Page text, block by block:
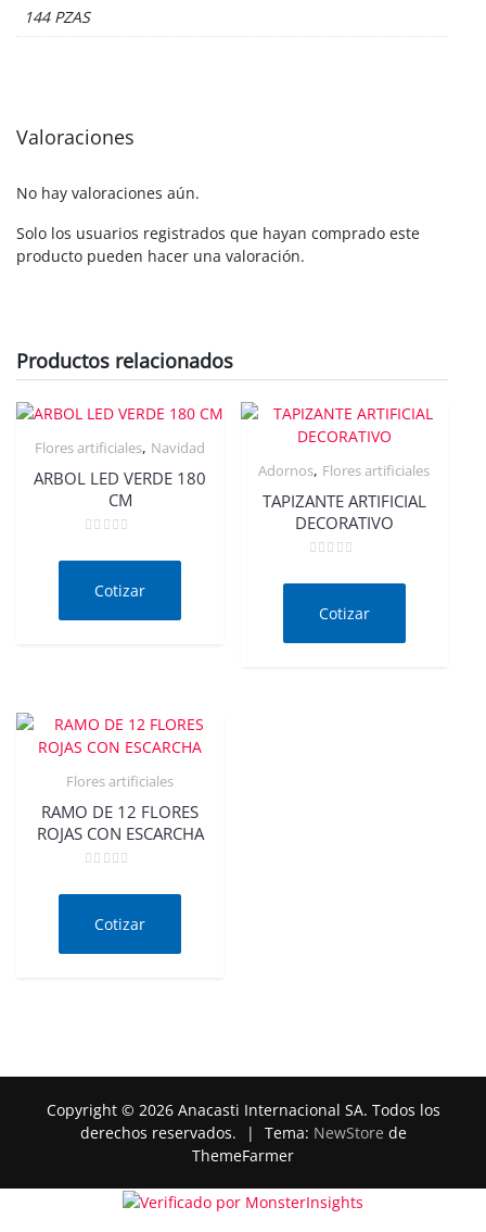
144 PZAS
Valoraciones
No hay valoraciones aún.
Solo los usuarios registrados que hayan comprado este
producto pueden hacer una valoración.
Productos relacionados
Flores artificiales, Navidad
ARBOL LED VERDE 180
CM
deCotizar
Adornos, Flores artificiales
TAPIZANTE ARTIFICIAL
DECORATIVO
deCotizar
Flores artificiales
RAMO DE 12 FLORES
ROJAS CON ESCARCHA
deCotizar
Copyright © 2026 Anacasti Internacional SA. Todos los
derechos reservados.
| Tema: NewStore de
ThemeFarmer